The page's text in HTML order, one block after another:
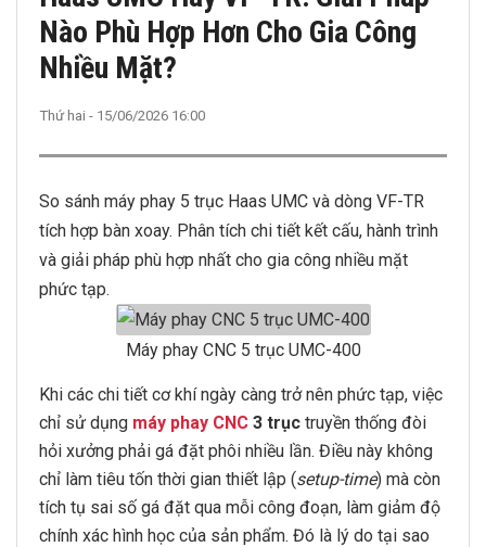
LIÊN HỆ
Nào Phù Hợp Hơn Cho Gia Công
Nhiều Mặt?
Thứ hai - 15/06/2026 16:00
So sánh máy phay 5 trục Haas UMC và dòng VF-TR
tích hợp bàn xoay. Phân tích chi tiết kết cấu, hành trình
và giải pháp phù hợp nhất cho gia công nhiều mặt
phức tạp.
Máy phay CNC 5 trục UMC-400
Khi các chi tiết cơ khí ngày càng trở nên phức tạp, việc
chỉ sử dụng máy phay CNC 3 trục truyền thống đòi
hỏi xưởng phải gá đặt phôi nhiều lần. Điều này không
chỉ làm tiêu tốn thời gian thiết lập (setup-time) mà còn
tích tụ sai số gá đặt qua mỗi công đoạn, làm giảm độ
chính xác hình học của sản phẩm. Đó là lý do tại sao